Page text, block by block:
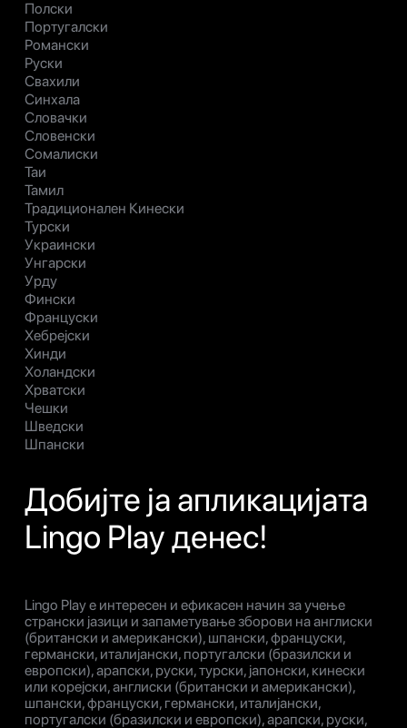
Полски
Португалски
Романски
Руски
Свахили
Синхала
Словачки
Словенски
Сомалиски
Таи
Тамил
Традиционален Кинески
Турски
Украински
Унгарски
Урду
Фински
Француски
Хебрејски
Хинди
Холандски
Хрватски
Чешки
Шведски
Шпански
Добијте ја апликацијата
Lingo Play денес!
Lingo Play е интересен и ефикасен начин за учење
странски јазици и запаметување зборови на англиски
(британски и американски), шпански, француски,
германски, италијански, португалски (бразилски и
европски), арапски, руски, турски, јапонски, кинески
или корејски, англиски (британски и американски),
шпански, француски, германски, италијански,
португалски (бразилски и европски), арапски, руски,